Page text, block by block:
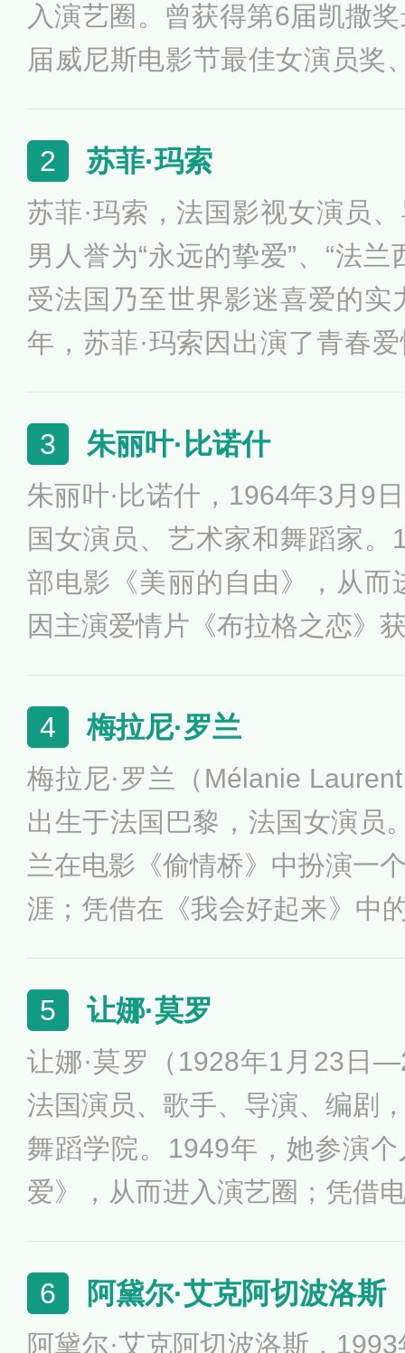
入演艺圈。曾获得第6届凯撒
届威尼斯电影节最佳女演员奖
熊奖、卢米埃尔电影节终身成
品有《白日美人》、《最后一
伞》、《印度支那》等。
2 苏菲·玛索
苏菲·玛索，法国影视女演员
男人誉为“永远的挚爱”、“法
受法国乃至世界影迷喜爱的实
年，苏菲·玛索因出演了青春
届法国凯撒奖最佳新人女演
电影节最佳导演奖等奖项，
吻》、《芳芳》、《安娜卡
工》、《云上的日子》等。
3 朱丽叶·比诺什
朱丽叶·比诺什，1964年3月9
国女演员、艺术家和舞蹈家。
部电影《美丽的自由》，从而
因主演爱情片《布拉格之恋》
奖最佳女演员奖、第69届奥
角，因主演爱情片《浓情巧
斯卡金像奖最佳女主角奖。朱
表作品有《爱情对白》、《隐
三部曲之蓝》。
4 梅拉尼·罗兰
梅拉尼·罗兰（Mélanie
出生于法国巴黎，法国女演员
兰在电影《偷情桥》中扮演一
涯；凭借在《我会好起来》中
协会奖最佳女演员奖。梅拉尼
有《惊天魔盗团》、《无耻
子》、《光荣岁月》、《这是
5 让娜·莫罗
让娜·莫罗（1928年1月23日
法国演员、歌手、导演、编剧
舞蹈学院。1949年，她参演
爱》，从而进入演艺圈；凭借
《琴声如诉》获得第13届戛
员奖。她还曾先后荣获第49
6 阿黛尔·艾克阿切波洛斯
阿黛尔·艾克阿切波洛斯，